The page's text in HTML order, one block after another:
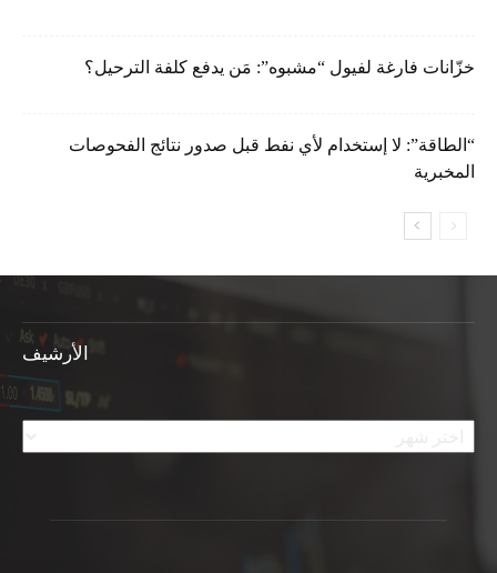
خزّانات فارغة لفيول “مشبوه”: مَن يدفع كلفة الترحيل؟
“الطاقة”: لا إستخدام لأي نفط قبل صدور نتائج الفحوصات
المخبرية
الأرشيف
الأرشيف